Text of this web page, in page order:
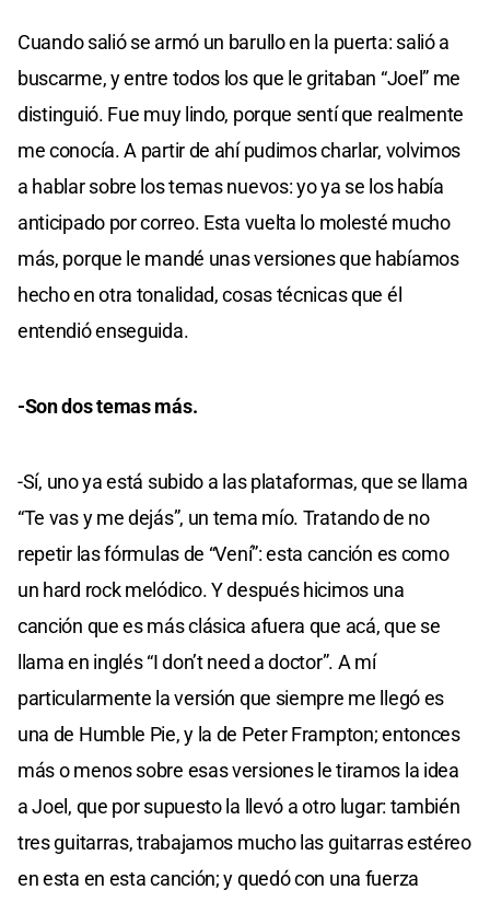
Cuando salió se armó un barullo en la puerta: salió a
buscarme, y entre todos los que le gritaban “Joel” me
distinguió. Fue muy lindo, porque sentí que realmente
me conocía. A partir de ahí pudimos charlar, volvimos
a hablar sobre los temas nuevos: yo ya se los había
anticipado por correo. Esta vuelta lo molesté mucho
más, porque le mandé unas versiones que habíamos
hecho en otra tonalidad, cosas técnicas que él
entendió enseguida.
-Son dos temas más.
-Sí, uno ya está subido a las plataformas, que se llama
“Te vas y me dejás”, un tema mío. Tratando de no
repetir las fórmulas de “Vení”: esta canción es como
un hard rock melódico. Y después hicimos una
canción que es más clásica afuera que acá, que se
llama en inglés “I don’t need a doctor”. A mí
particularmente la versión que siempre me llegó es
una de Humble Pie, y la de Peter Frampton; entonces
más o menos sobre esas versiones le tiramos la idea
a Joel, que por supuesto la llevó a otro lugar: también
tres guitarras, trabajamos mucho las guitarras estéreo
en esta en esta canción; y quedó con una fuerza